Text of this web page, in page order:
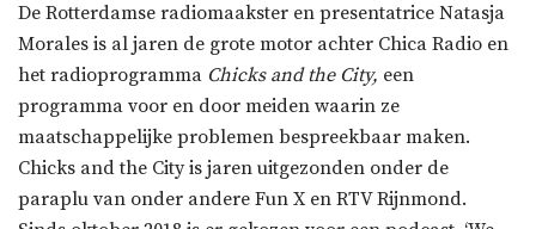
De Rotterdamse radiomaakster en presentatrice Natasja
Morales is al jaren de grote motor achter Chica Radio en
het radioprogramma Chicks and the City, een
programma voor en door meiden waarin ze
maatschappelijke problemen bespreekbaar maken.
Chicks and the City is jaren uitgezonden onder de
paraplu van onder andere Fun X en RTV Rijnmond.